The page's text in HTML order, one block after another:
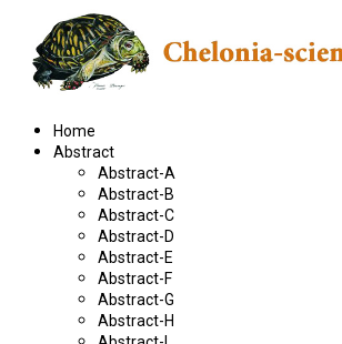
Home
Abstract
Abstract-A
Abstract-B
Abstract-C
Abstract-D
Abstract-E
Abstract-F
Abstract-G
Abstract-H